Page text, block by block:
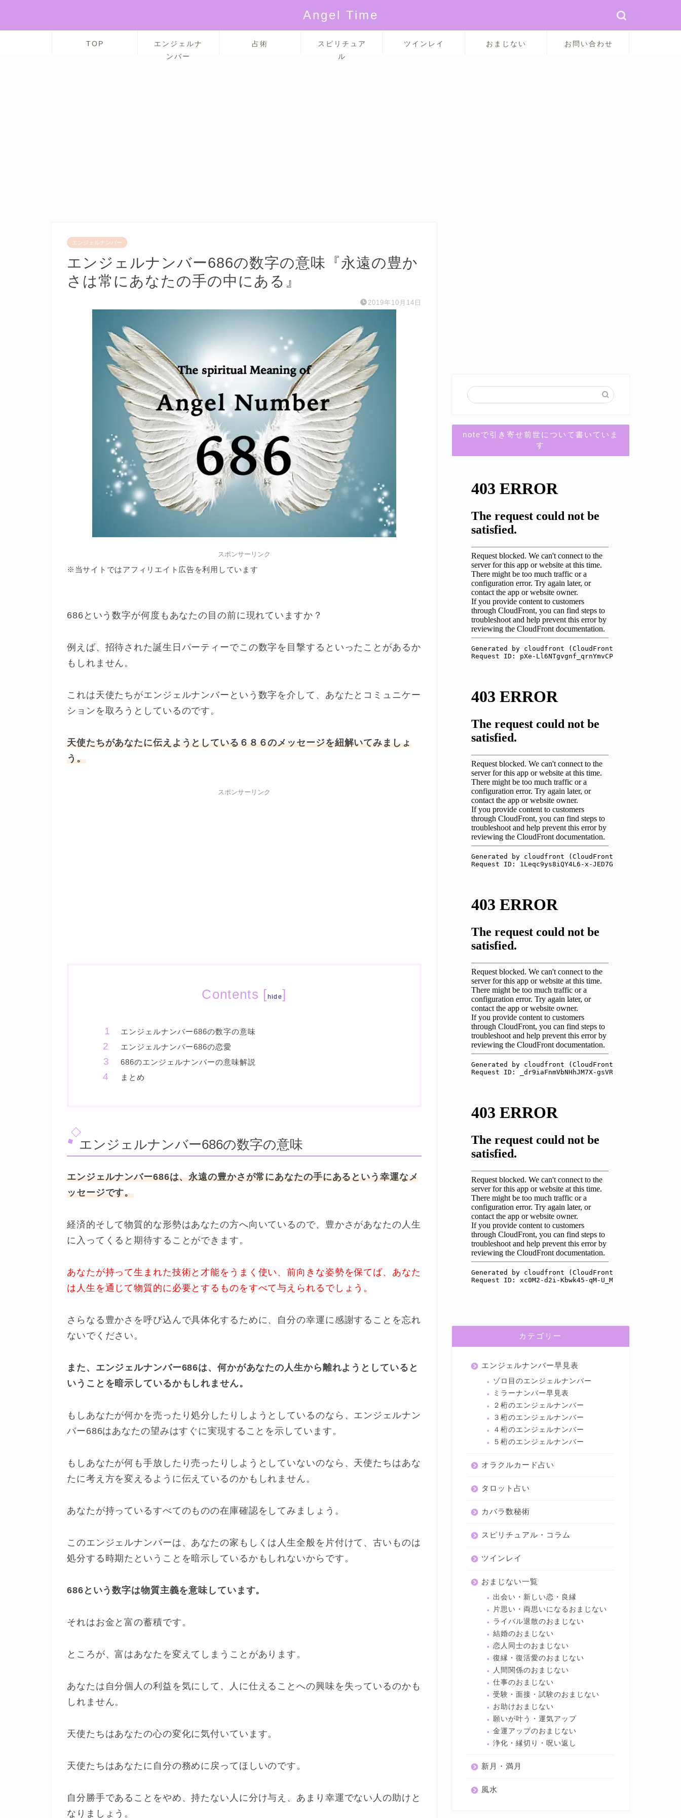
Angel Time
TOP
エンジェルナ
ンバー
占術
スピリチュア
ル
ツインレイ おまじない お問い合わせ
エンジェルナンバー
エンジェルナンバー686の数字の意味『永遠の豊か
さは常にあなたの手の中にある』
2019年10月14日
スポンサーリンク
※当サイトではアフィリエイト広告を利用しています
686という数字が何度もあなたの目の前に現れていますか？
例えば、招待された誕生日パーティーでこの数字を目撃するといったことがあるか
もしれません。
これは天使たちがエンジェルナンバーという数字を介して、あなたとコミュニケー
ションを取ろうとしているのです。
天使たちがあなたに伝えようとしている６８６のメッセージを紐解いてみましょ
う。
スポンサーリンク
Contents [ hide]
エンジェルナンバー686の数字の意味
エンジェルナンバー686の恋愛
686のエンジェルナンバーの意味解説
まとめ
エンジェルナンバー686の数字の意味
エンジェルナンバー686は、永遠の豊かさが常にあなたの手にあるという幸運なメ
ッセージです。
経済的そして物質的な形勢はあなたの方へ向いているので、豊かさがあなたの人生
に入ってくると期待することができます。
あなたが持って生まれた技術と才能をうまく使い、前向きな姿勢を保てば、あなた
は人生を通じて物質的に必要とするものをすべて与えられるでしょう。
さらなる豊かさを呼び込んで具体化するために、自分の幸運に感謝することを忘れ
ないでください。
また、エンジェルナンバー686は、何かがあなたの人生から離れようとしていると
いうことを暗示しているかもしれません。
もしあなたが何かを売ったり処分したりしようとしているのなら、エンジェルナン
バー686はあなたの望みはすぐに実現することを示しています。
もしあなたが何も手放したり売ったりしようとしていないのなら、天使たちはあな
たに考え方を変えるように伝えているのかもしれません。
あなたが持っているすべてのものの在庫確認をしてみましょう。
このエンジェルナンバーは、あなたの家もしくは人生全般を片付けて、古いものは
処分する時期たということを暗示しているかもしれないからです。
686という数字は物質主義を意味しています。
それはお金と富の蓄積です。
ところが、富はあなたを変えてしまうことがあります。
あなたは自分個人の利益を気にして、人に仕えることへの興味を失っているのかも
しれません。
天使たちはあなたの心の変化に気付いています。
天使たちはあなたに自分の務めに戻ってほしいのです。
自分勝手であることをやめ、持たない人に分け与え、あまり幸運でない人の助けと
なりましょう。
noteで引き寄せ前世について書いていま
す
カテゴリー
エンジェルナンバー早見表
ゾロ目のエンジェルナンバー
ミラーナンバー早見表
２桁のエンジェルナンバー
３桁のエンジェルナンバー
４桁のエンジェルナンバー
５桁のエンジェルナンバー
オラクルカード占い
タロット占い
カバラ数秘術
スピリチュアル・コラム
ツインレイ
おまじない一覧
出会い・新しい恋・良縁
片思い・両思いになるおまじない
ライバル退散のおまじない
結婚のおまじない
恋人同士のおまじない
復縁・復活愛のおまじない
人間関係のおまじない
仕事のおまじない
受験・面接・試験のおまじない
お助けおまじない
願いが叶う・運気アップ
金運アップのおまじない
浄化・縁切り・呪い返し
新月・満月
風水